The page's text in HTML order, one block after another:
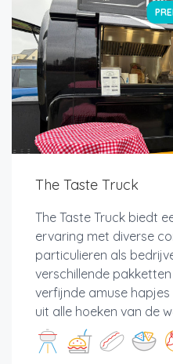
The Taste Truck
The Taste Truck biedt
ervaring met diverse
particulieren als
verschillende
verfijnde amuse
uit alle hoeken van de